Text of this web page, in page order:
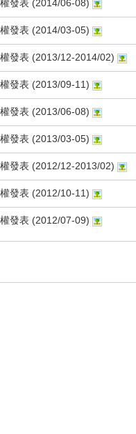
發表 (2014/06-08)
發表 (2014/03-05)
發表 (2013/12-2014/02)
發表 (2013/09-11)
發表 (2013/06-08)
發表 (2013/03-05)
發表 (2012/12-2013/02)
發表 (2012/10-11)
發表 (2012/07-09)